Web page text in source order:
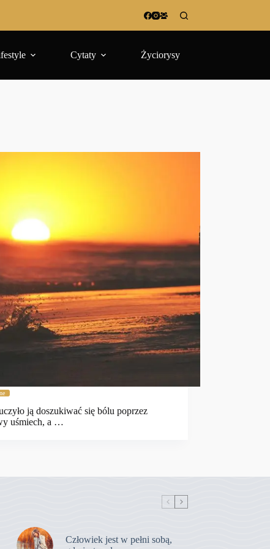
Cytaty Życiorysy
ją doszukiwać się bólu poprzez
uśmiech, a …
Człowiek jest w pełni sobą,